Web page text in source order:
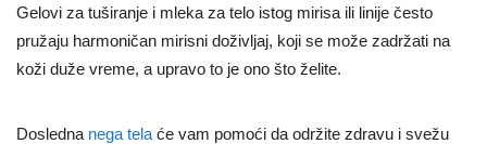
Gelovi za tuširanje i mleka za telo istog mirisa ili linije često
pružaju harmoničan mirisni doživljaj, koji se može zadržati na
koži duže vreme, a upravo to je ono što želite.
Dosledna nega tela će vam pomoći da održite zdravu i svežu